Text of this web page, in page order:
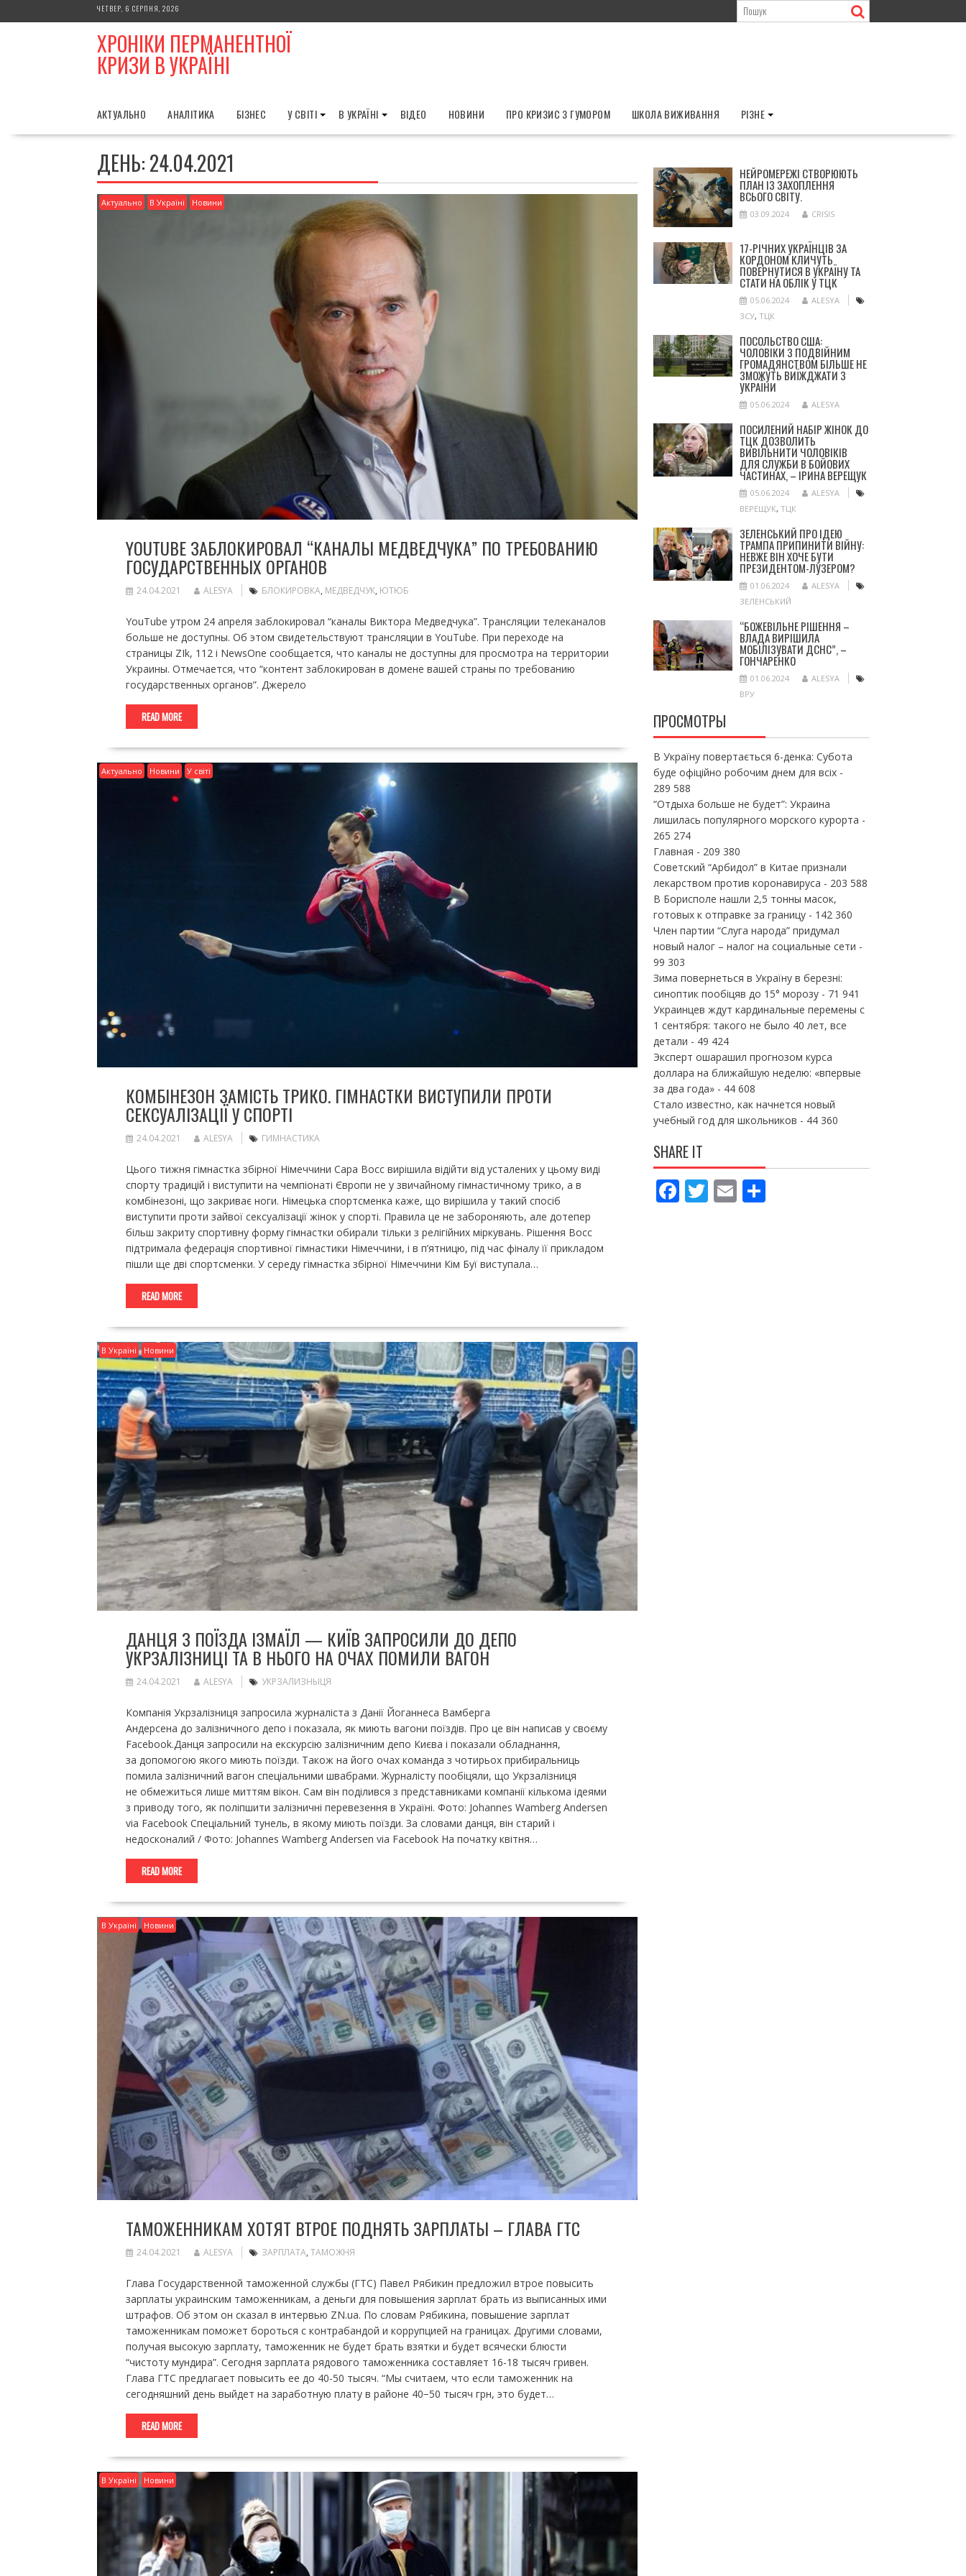
to
ЧЕТВЕР, 6 СЕРПНЯ, 2026
ХРОНІКИ ПЕРМАНЕНТНОЇ
КРИЗИ В УКРАЇНІ
АКТУАЛЬНО АНАЛІТИКА БІЗНЕС У СВІТІ В УКРАЇНІ ВІДЕО НОВИНИ ПРО КРИЗИС З ГУМОРОМ ШКОЛА ВИЖИВАННЯ РІЗНЕ
ДЕНЬ:24.04.2021
Актуально В Україні Новини
YOUTUBE ЗАБЛОКИРОВАЛ “КАНАЛЫ МЕДВЕДЧУКА” ПО ТРЕБОВАНИЮ
ГОСУДАРСТВЕННЫХ ОРГАНОВ
24.04.2021 ALESYA БЛОКИРОВКА, МЕДВЕДЧУК, ЮТЮБ
YouTube утром 24 апреля заблокировал “каналы Виктора Медведчука”. Трансляции телеканалов
больше не доступны. Об этом свидетельствуют трансляции в YouTube. При переходе на
страницы ZIk, 112 і NewsOne сообщается, что каналы не доступны для просмотра на территории
Украины. Отмечается, что “контент заблокирован в домене вашей страны по требованию
государственных органов”. Джерело
READ MORE
Актуально Новини У світі
КОМБІНЕЗОН ЗАМІСТЬ ТРИКО. ГІМНАСТКИ ВИСТУПИЛИ ПРОТИ
СЕКСУАЛІЗАЦІЇ У СПОРТІ
24.04.2021 ALESYA ГИМНАСТИКА
Цього тижня гімнастка збірної Німеччини Сара Восс вирішила відійти від усталених у цьому виді
спорту традицій і виступити на чемпіонаті Європи не у звичайному гімнастичному трико, а в
комбінезоні, що закриває ноги. Німецька спортсменка каже, що вирішила у такий спосіб
виступити проти зайвої сексуалізації жінок у спорті. Правила це не забороняють, але дотепер
більш закриту спортивну форму гімнастки обирали тільки з релігійних міркувань. Рішення Восс
підтримала федерація спортивної гімнастики Німеччини, і в п’ятницю, під час фіналу її прикладом
пішли ще дві спортсменки. У середу гімнастка збірної Німеччини Кім Буї виступала…
READ MORE
В Україні Новини
ДАНЦЯ З ПОЇЗДА ІЗМАЇЛ — КИЇВ ЗАПРОСИЛИ ДО ДЕПО
УКРЗАЛІЗНИЦІ ТА В НЬОГО НА ОЧАХ ПОМИЛИ ВАГОН
24.04.2021 ALESYA УКРЗАЛИЗНЫЦЯ
Компанія Укрзалізниця запросила журналіста з Данії Йоганнеса Вамберга
Андерсена до залізничного депо і показала, як миють вагони поїздів. Про це він написав у своєму
Facebook.Данця запросили на екскурсію залізничним депо Києва і показали обладнання,
за допомогою якого миють поїзди. Також на його очах команда з чотирьох прибиральниць
помила залізничний вагон спеціальними швабрами. Журналісту пообіцяли, що Укрзалізниця
не обмежиться лише миттям вікон. Сам він поділився з представниками компанії кількома ідеями
з приводу того, як поліпшити залізничні перевезення в Україні. Фото: Johannes Wamberg Andersen
via Facebook Спеціальний тунель, в якому миють поїзди. За словами данця, він старий і
недосконалий / Фото: Johannes Wamberg Andersen via Facebook На початку квітня…
READ MORE
В Україні Новини
ТАМОЖЕННИКАМ ХОТЯТ ВТРОЕ ПОДНЯТЬ ЗАРПЛАТЫ – ГЛАВА ГТС
24.04.2021 ALESYA ЗАРПЛАТА, ТАМОЖНЯ
Глава Государственной таможенной службы (ГТС) Павел Рябикин предложил втрое повысить
зарплаты украинским таможенникам, а деньги для повышения зарплат брать из выписанных ими
штрафов. Об этом он сказал в интервью ZN.ua. По словам Рябикина, повышение зарплат
таможенникам поможет бороться с контрабандой и коррупцией на границах. Другими словами,
получая высокую зарплату, таможенник не будет брать взятки и будет всячески блюсти
“чистоту мундира”. Сегодня зарплата рядового таможенника составляет 16-18 тысяч гривен.
Глава ГТС предлагает повысить ее до 40-50 тысяч. “Мы считаем, что если таможенник на
сегодняшний день выйдет на заработную плату в районе 40−50 тысяч грн, это будет…
READ MORE
В Україні Новини
НЕЙРОМЕРЕЖІ СТВОРЮЮТЬ
ПЛАН ІЗ ЗАХОПЛЕННЯ
ВСЬОГО СВІТУ.
03.09.2024 CRISIS
17-РІЧНИХ УКРАЇНЦІВ ЗА
КОРДОНОМ КЛИЧУТЬ
ПОВЕРНУТИСЯ В УКРАЇНУ ТА
СТАТИ НА ОБЛІК У ТЦК
05.06.2024
ALESYA
ЗСУ, ТЦК
ПОСОЛЬСТВО США:
ЧОЛОВІКИ З ПОДВІЙНИМ
ГРОМАДЯНСТВОМ БІЛЬШЕ НЕ
ЗМОЖУТЬ ВИЇЖДЖАТИ З
УКРАЇНИ
05.06.2024 ALESYA
ПОСИЛЕНИЙ НАБІР ЖІНОК ДО
ТЦК ДОЗВОЛИТЬ
ВИВІЛЬНИТИ ЧОЛОВІКІВ
ДЛЯ СЛУЖБИ В БОЙОВИХ
ЧАСТИНАХ, – ІРИНА ВЕРЕЩУК
05.06.2024
ALESYA
ВЕРЕЩУК, ТЦК
ЗЕЛЕНСЬКИЙ ПРО ІДЕЮ
ТРАМПА ПРИПИНИТИ ВІЙНУ:
НЕВЖЕ ВІН ХОЧЕ БУТИ
ПРЕЗИДЕНТОМ-ЛУЗЕРОМ?
01.06.2024
ALESYA
ЗЕЛЕНСЬКИЙ
“БОЖЕВІЛЬНЕ РІШЕННЯ –
ВЛАДА ВИРІШИЛА
МОБІЛІЗУВАТИ ДСНС”, –
ГОНЧАРЕНКО
01.06.2024
ALESYA
ВРУ
ПРОСМОТРЫ
В Україну повертається 6-денка: Субота
буде офіційно робочим днем для всіх-
289 588
“Отдыха больше не будет”: Украина
лишилась популярного морского курорта -
265 274
Главная - 209 380
Советский “Арбидол” в Китае признали
лекарством против коронавируса - 203 588
В Борисполе нашли 2,5 тонны масок,
готовых к отправке за границу- 142 360
Член партии “Слуга народа” придумал
новый налог – налог на социальные сети -
99 303
Зима повернеться в Україну в березні:
синоптик пообіцяв до 15° морозу- 71 941
Украинцев ждут кардинальные перемены с
1 сентября: такого не было 40 лет, все
детали - 49 424
Эксперт ошарашил прогнозом курса
доллара на ближайшую неделю: «впервые
за два года»- 44 608
Стало известно, как начнется новый
учебный год для школьников - 44 360
SHARE IT
F T E П